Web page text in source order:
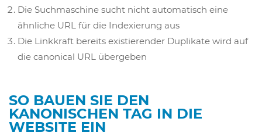
Die Suchmaschine sucht nicht automatisch eine
ähnliche URL für die Indexierung aus
Die Linkkraft bereits existierender Duplikate wird auf
die canonical URL übergeben
SO BAUEN SIE DEN
KANONISCHEN TAG IN DIE
WEBSITE EIN